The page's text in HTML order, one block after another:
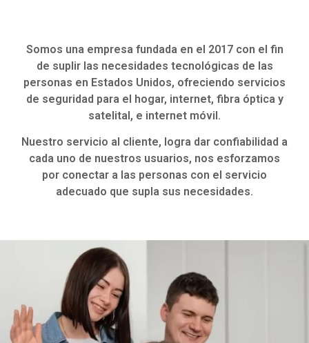
Conócenos
Somos una empresa fundada en el 2017 con el fin
de suplir las necesidades tecnológicas de las
personas en Estados Unidos, ofreciendo servicios
de seguridad para el hogar, internet, fibra óptica y
satelital, e internet móvil.
Nuestro servicio al cliente, logra dar confiabilidad a
cada uno de nuestros usuarios, nos esforzamos
por conectar a las personas con el servicio
adecuado que supla sus necesidades.
En iLink Technologies LLC, nuestra misión es proporcionar a
nuestros clientes servicios de comunicación de vanguardia
para el hogar en Estados Unidos. Nos esforzamos por
ofrecer conexiones de Internet de fibra óptica rápidas y